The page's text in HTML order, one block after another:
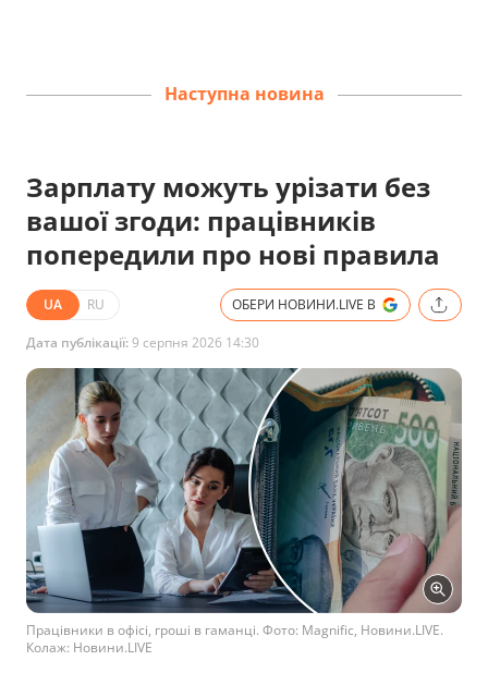
Наступна новина
Зарплату можуть урізати без
вашої згоди: працівників
попередили про нові правила
UA RU ОБЕРИ НОВИНИ.LIVE В
Дата публікації:9 серпня 2026 14:30
Працівники в офісі, гроші в гаманці. Фото: Magnific, Новини.LIVE.
Колаж: Новини.LIVE